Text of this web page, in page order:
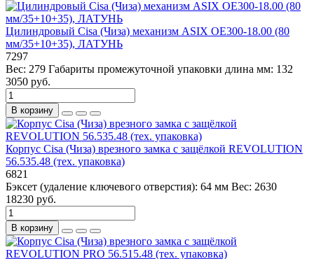
Цилиндровый Cisa (Чиза) механизм ASIX OE300-18.00 (80
мм/35+10+35), ЛАТУНЬ
7297
Вес: 279 Габариты промежуточной упаковки длина мм: 132
3050 руб.
В корзину
Корпус Cisa (Чиза) врезного замка с защёлкой REVOLUTION
56.535.48 (тех. упаковка)
6821
Бэксет (удаление ключевого отверстия): 64 мм Вес: 2630
18230 руб.
В корзину